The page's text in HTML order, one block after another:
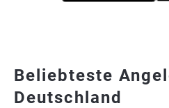
Beliebteste
Deutschland